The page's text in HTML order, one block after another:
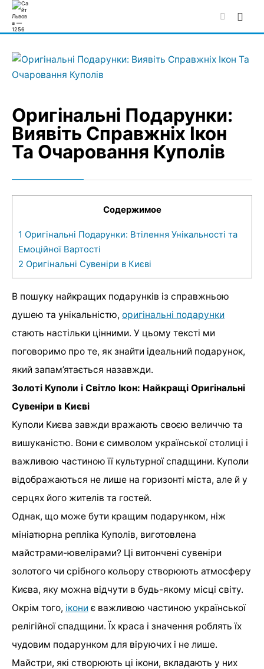
Skip
to
Оригінальні Подарунки:
Виявіть Справжніх Ікон
Та Очаровання Куполів
Содержимое
1 Оригінальні Подарунки: Втілення Унікальності та
Емоційної Вартості
2 Оригінальні Сувеніри в Києві
В пошуку найкращих подарунків із справжньою
душею та унікальністю, оригінальні подарунки
стають настільки цінними. У цьому тексті ми
поговоримо про те, як знайти ідеальний подарунок,
який запам’ятається назавжди.
Золоті Куполи і Світло Ікон: Найкращі Оригінальні
Сувеніри в Києві
Куполи Києва завжди вражають своєю величчю та
вишуканістю. Вони є символом української столиці і
важливою частиною її культурної спадщини. Куполи
відображаються не лише на горизонті міста, але й у
серцях його жителів та гостей.
Однак, що може бути кращим подарунком, ніж
мініатюрна репліка Куполів, виготовлена
майстрами-ювелірами? Ці витончені сувеніри
золотого чи срібного кольору створюють атмосферу
Києва, яку можна відчути в будь-якому місці світу.
Окрім того, ікони є важливою частиною української
релігійної спадщини. Їх краса і значення роблять їх
чудовим подарунком для віруючих і не лише.
Майстри, які створюють ці ікони, вкладають у них